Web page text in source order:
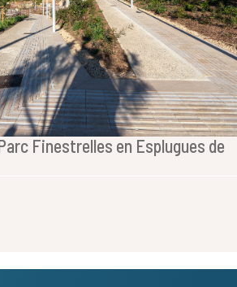
Finestrelles en Esplugues de